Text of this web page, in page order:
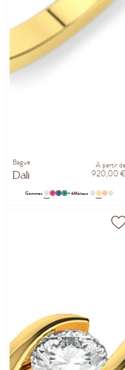
Bague
Dali
À partir de
920,00
Gemmes + 6Métaux